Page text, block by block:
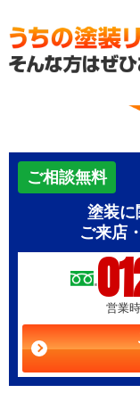
ご相談無料
塗装に
ご来店
営業